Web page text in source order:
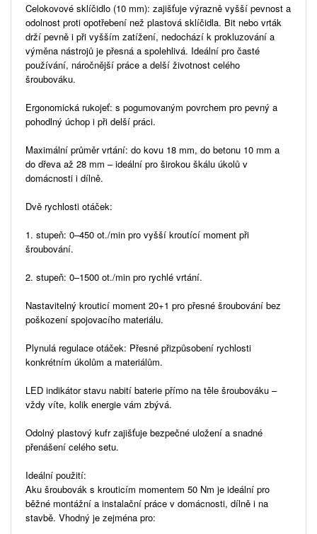
Celokovové sklíčidlo (10 mm): zajišťuje výrazně vyšší pevnost a
odolnost proti opotřebení než plastová sklíčidla. Bit nebo vrták
drží pevně i při vyšším zatížení, nedochází k prokluzování a
výměna nástrojů je přesná a spolehlivá. Ideální pro časté
používání, náročnější práce a delší životnost celého
šroubováku.
Ergonomická rukojeť: s pogumovaným povrchem pro pevný a
pohodlný úchop i při delší práci.
Maximální průměr vrtání: do kovu 18 mm, do betonu 10 mm a
do dřeva až 28 mm – ideální pro širokou škálu úkolů v
domácnosti i dílně.
Dvě rychlosti otáček:
1. stupeň: 0–450 ot./min pro vyšší kroutící moment při
šroubování.
2. stupeň: 0–1500 ot./min pro rychlé vrtání.
Nastavitelný krouticí moment 20+1 pro přesné šroubování bez
poškození spojovacího materiálu.
Plynulá regulace otáček: Přesné přizpůsobení rychlosti
konkrétním úkolům a materiálům.
LED indikátor stavu nabití baterie přímo na těle šroubováku –
vždy víte, kolik energie vám zbývá.
Odolný plastový kufr zajišťuje bezpečné uložení a snadné
přenášení celého setu.
Ideální použití:
Aku šroubovák s krouticím momentem 50 Nm je ideální pro
běžné montážní a instalační práce v domácnosti, dílně i na
stavbě. Vhodný je zejména pro: